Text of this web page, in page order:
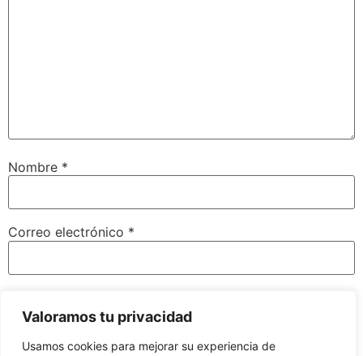
Valoramos tu privacidad
Usamos cookies para mejorar su experiencia de
Nombre *
Correo electrónico *